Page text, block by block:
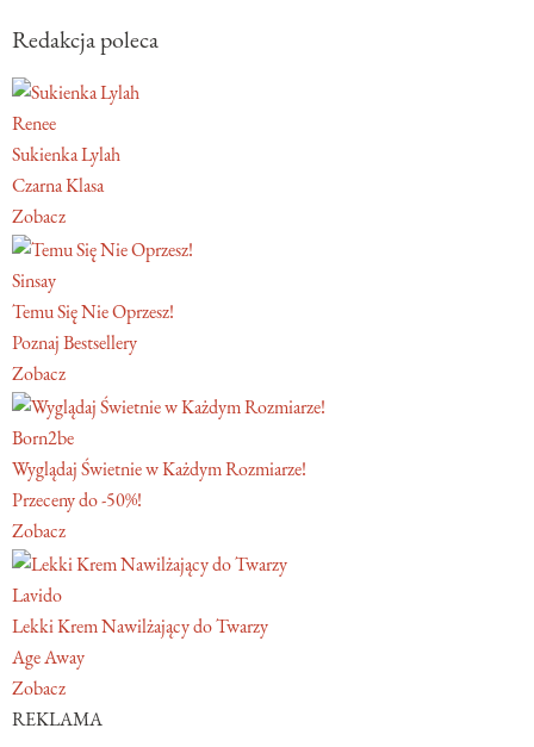
Redakcja poleca
Renee
Sukienka Lylah
Czarna Klasa
Zobacz
Sinsay
Temu Się Nie Oprzesz!
Poznaj Bestsellery
Zobacz
Born2be
Wyglądaj Świetnie w Każdym Rozmiarze!
Przeceny do -50%!
Zobacz
Lavido
Lekki Krem Nawilżający do Twarzy
Age Away
Zobacz
REKLAMA